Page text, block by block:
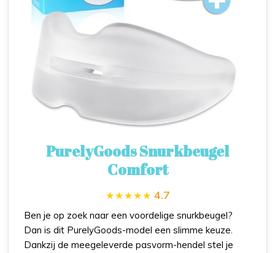
PurelyGoods Snurkbeugel
Comfort
4.7
Ben je op zoek naar een voordelige snurkbeugel?
Dan is dit PurelyGoods-model een slimme keuze.
Dankzij de meegeleverde pasvorm-hendel stel je